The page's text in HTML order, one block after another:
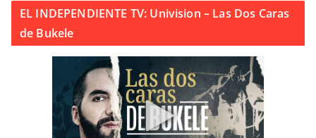
EL INDEPENDIENTE TV: Univision – Las Dos Caras
de Bukele